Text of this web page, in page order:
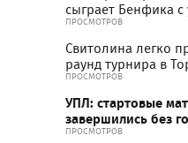
сыграет Бенфика
ПРОСМОТРОВ
Свитолина легко
раунд турнира в
ПРОСМОТРОВ
УПЛ: стартовые
завершились без
ПРОСМОТРОВ